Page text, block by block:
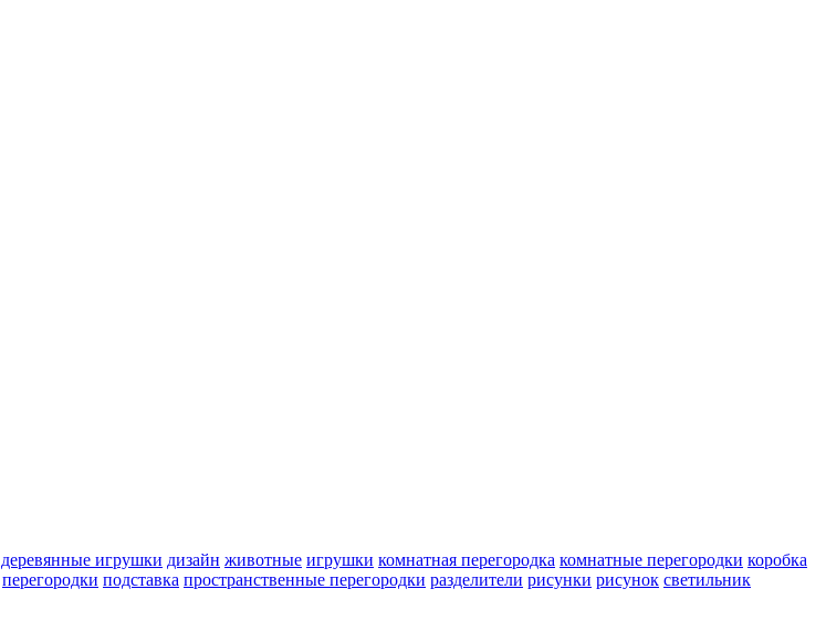
деревянные игрушки дизайн животные игрушки комнатная перегородка комнатные перегородки коробка
перегородки подставка пространственные перегородки разделители рисунки рисунок светильник